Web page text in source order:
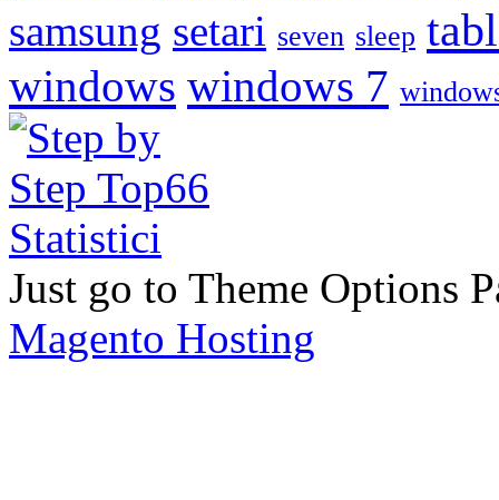
samsung setari seven sleep
windows windows 7
Just go to Theme Options
Magento Hosting